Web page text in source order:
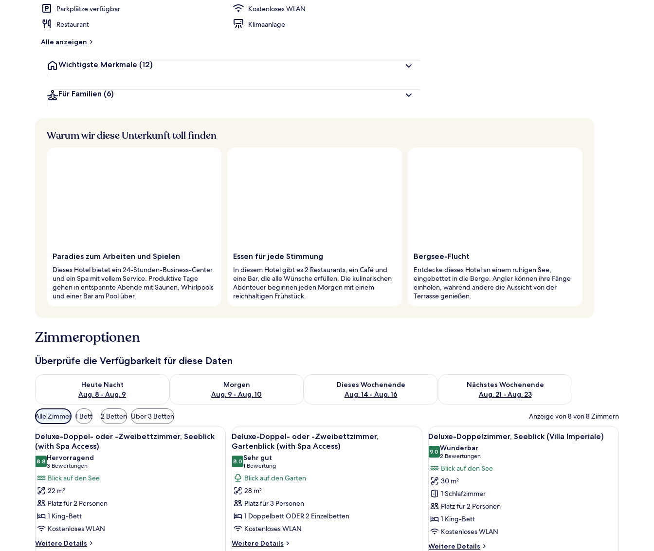
Parkplätze verfügbar
Kostenloses WLAN
Restaurant
Klimaanlage
Alle anzeigen
Wichtigste Merkmale (12)
Für Familien (6)
Warum wir diese Unterkunft toll finden
Paradies zum Arbeiten und Spielen
Dieses Hotel bietet ein 24-Stunden-Business-Center
und ein Spa mit vollem Service. Produktive Tage
gehen in entspannte Abende mit Saunen, Whirlpools
und einer Bar am Pool über.
Essen für jede Stimmung
In diesem Hotel gibt es 2 Restaurants, ein Café und
eine Bar, die alle Wünsche erfüllen. Die kulinarischen
Abenteuer beginnen jeden Morgen mit einem
reichhaltigen Frühstück.
Bergsee-Flucht
Entdecke dieses Hotel an einem ruhigen See,
eingebettet in die Berge. Angler können ihre Fänge
einholen, während andere die Aussicht von der
Terrasse genießen.
Zimmeroptionen
Überprüfe die Verfügbarkeit für diese Daten
Heute Nacht
Aug. 8 - Aug. 9
Überprüfe die Verfügbarkeit für heute Nacht, Aug. 8 - Aug. 9.
Morgen
Aug. 9 - Aug. 10
Überprüfe die Verfügbarkeit für morgen, Aug. 9 - Aug. 10.
Dieses Wochenende
Aug. 14 - Aug. 16
Überprüfe die Verfügbarkeit für dieses Wochenende, Aug. 14 - Aug. 16.
Nächstes Wochenende
Aug. 21 - Aug. 23
Überprüfe die Verfügbarkeit für nächstes Wochenende, Aug.
Verfügbare
Filter
für
Zimmer
Alle Zimmer 1 Bett 2 Betten Über 3 Betten Anzeige von 8 von 8 Zimmern
Alle
Fotos
für
Deluxe-
Doppel-
oder
-
Zweibettzimmer,
Seeblick
(with
Spa
Deluxe-Doppel- oder -Zweibettzimmer, Seeblick (with Spa Access) | Ausblick vom Zimmer
7
Deluxe-Doppel- oder -Zweibettzimmer, Seeblick
(with Spa Access)
8.88.8 von 10
Hervorragend
3 Bewertungen
(3
Bewertungen)
Blick auf den See
22 m²
Platz für 2 Personen
1 King-Bett
Kostenloses WLAN
Weitere Details
Weitere
Alle
Fotos
für
Deluxe-
Doppel-
oder
-
Zweibettzimmer,
Gartenblick
(with
Spa
Deluxe-Doppel- oder -Zweibettzimmer, Gartenblick (with Spa Access) | Ausblick vom Zimmer
7
Deluxe-Doppel- oder -Zweibettzimmer,
Gartenblick (with Spa Access)
8.08.0 von 10
Sehr gut
1 Bewertung
(1
Bewertung)
Blick auf den Garten
28 m²
Platz für 3 Personen
1 Doppelbett ODER 2 Einzelbetten
Kostenloses WLAN
Weitere Details
Weitere
Alle
Fotos
für
Deluxe-
Doppelzimmer,
Seeblick
(Villa
Imperiale)
anzeigen
Deluxe-Doppelzimmer, Seeblick (Villa
5
Deluxe-Doppelzimmer, Seeblick (Villa Imperiale)
9.09.0 von 10
Wunderbar
2 Bewertungen
(2
Bewertungen)
Blick auf den See
30 m²
1 Schlafzimmer
Platz für 2 Personen
1 King-Bett
Kostenloses WLAN
Weitere Details
Weitere